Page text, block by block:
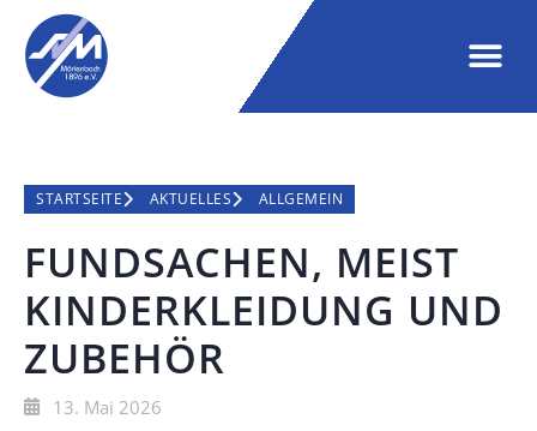
STARTSEITE AKTUELLES ALLGEMEIN
FUNDSACHEN, MEIST
KINDERKLEIDUNG UND
ZUBEHÖR
13. Mai 2026